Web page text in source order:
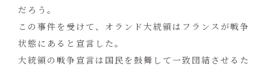
だろう。
この事件を受けて、オランド大統領はフランスが戦争
状態にあると宣言した。
大統領の戦争宣言は国民を鼓舞して一致団結させるた